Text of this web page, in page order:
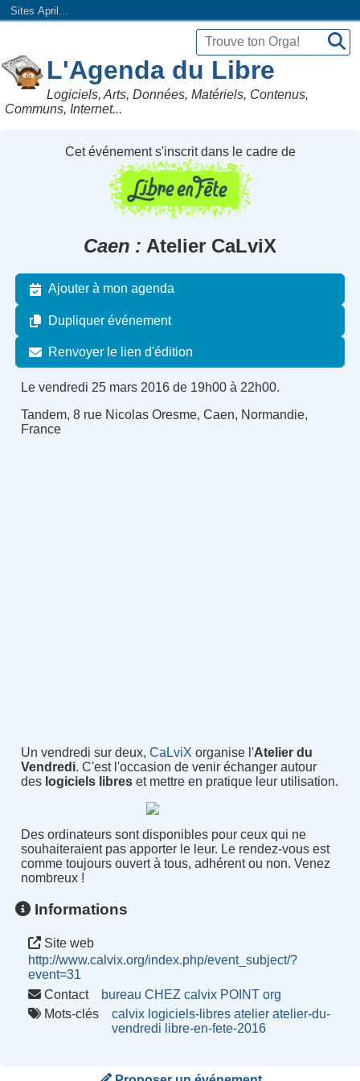
Sites April...
L'Agenda du Libre
Logiciels, Arts, Données, Matériels, Contenus,
Communs, Internet...
Cet événement s'inscrit dans le cadre de
Caen Atelier CaLviX
Ajouter à mon agenda
Dupliquer événement
Renvoyer le lien d'édition
Le vendredi 25 mars 2016 de 19h00 à 22h00.
Tandem, 8 rue Nicolas Oresme, Caen, Normandie,
France
Un vendredi sur deux, CaLviX organise l'Atelier du
Vendredi. C'est l'occasion de venir échanger autour
des logiciels libreset mettre en pratique leur utilisation.
Des ordinateurs sont disponibles pour ceux qui ne
souhaiteraient pas apporter le leur. Le rendez-vous est
comme toujours ouvert à tous, adhérent ou non. Venez
nombreux !
Informations
Site web
http://www.calvix.org/index.php/event_subject/?
event=31
Contact
bureau CHEZ calvix POINT org
Mots-clés
calvix logiciels-libres atelier atelier-du-
vendredi libre-en-fete-2016